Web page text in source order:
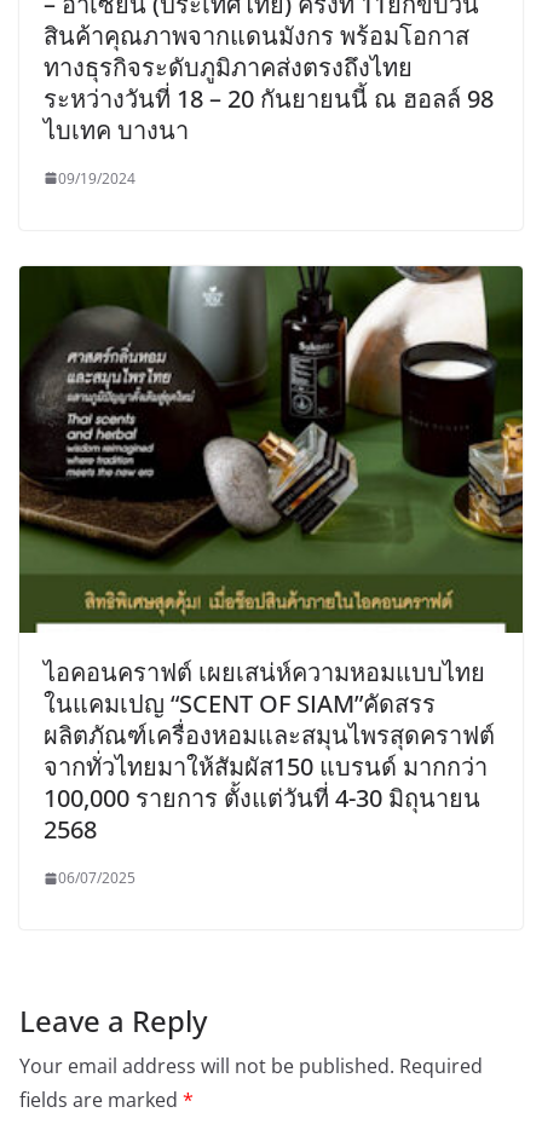
สินค้าคุณภาพจากแดนมังกร พร้อมโอกาส
ทางธุรกิจระดับภูมิภาคส่งตรงถึงไทย
ระหว่างวันที่ 18 – 20 กันยายนนี้ ณ ฮอลล์ 98
ไบเทค บางนา
09/19/2024
ไอคอนคราฟต์ เผยเสน่ห์ความหอมแบบไทย
ในแคมเปญ “SCENT OF SIAM”คัดสรร
ผลิตภัณฑ์เครื่องหอมและสมุนไพรสุดคราฟต์
จากทั่วไทยมาให้สัมผัส150 แบรนด์ มากกว่า
100,000 รายการ ตั้งแต่วันที่ 4-30 มิถุนายน
2568
06/07/2025
Leave a Reply
Your email address will not be published. Required
fields are marked *